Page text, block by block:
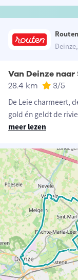
Routen
Van Deinze
28.4 km 3/5
De Leie charmeert,
gold én geldt de
meer lezen